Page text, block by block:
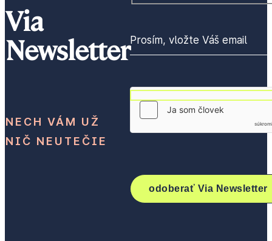
Via
Newsletter
NECH VÁM UŽ
NIČ NEUTEČIE
Prosím, vložte Váš email